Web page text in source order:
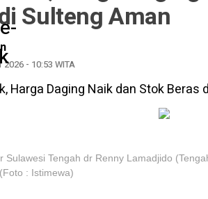
Sulteng Aman
2026 - 10:53 WITA
Sulawesi Tengah dr Renny Lamadjido
: Istimewa)